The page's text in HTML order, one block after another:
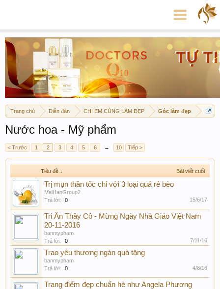
Trang chủ Diễn đàn CHỊ EM CÙNG LÀM ĐẸP Góc làm đẹp
Nước hoa - Mỹ phẩm
< Trước 1 2 3 4 5 6 → 10 Tiếp >
Tiêu đề ↓ Bài viết cuối
Trị mụn thần tốc chỉ với 3 loại quả rẻ bèo
MaiHanGroup2
Trả lời:
0 15/6/17
Tri Ân Thầy Cô - Mừng Ngày Nhà Giáo Việt Nam
20-11-2016
banmypham
Trả lời:
0 7/11/16
Trao yêu thương ngàn quà tặng
banmypham
Trả lời:
0 4/8/16
Trang điểm đẹp chuẩn hè như Angela Phương